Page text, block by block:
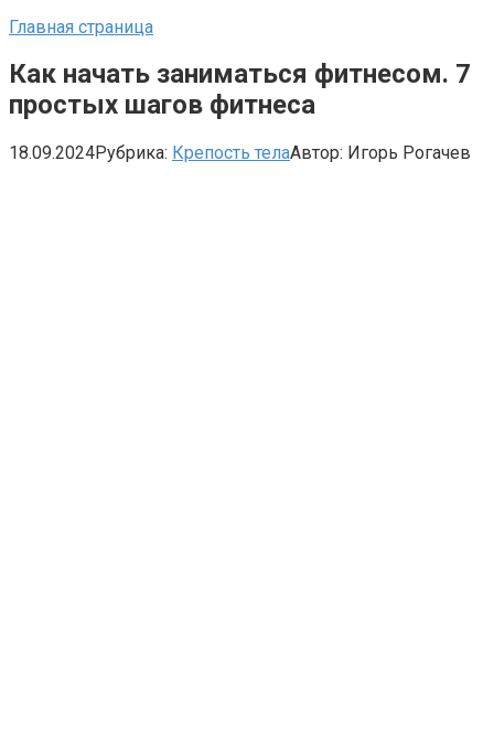
Главная страница
Как начать заниматься фитнесом. 7
простых шагов фитнеса
18.09.2024Рубрика: Крепость телаАвтор: Игорь Рогачев